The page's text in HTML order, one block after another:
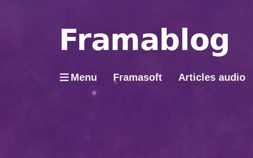
Menu Framasoft Articles audio